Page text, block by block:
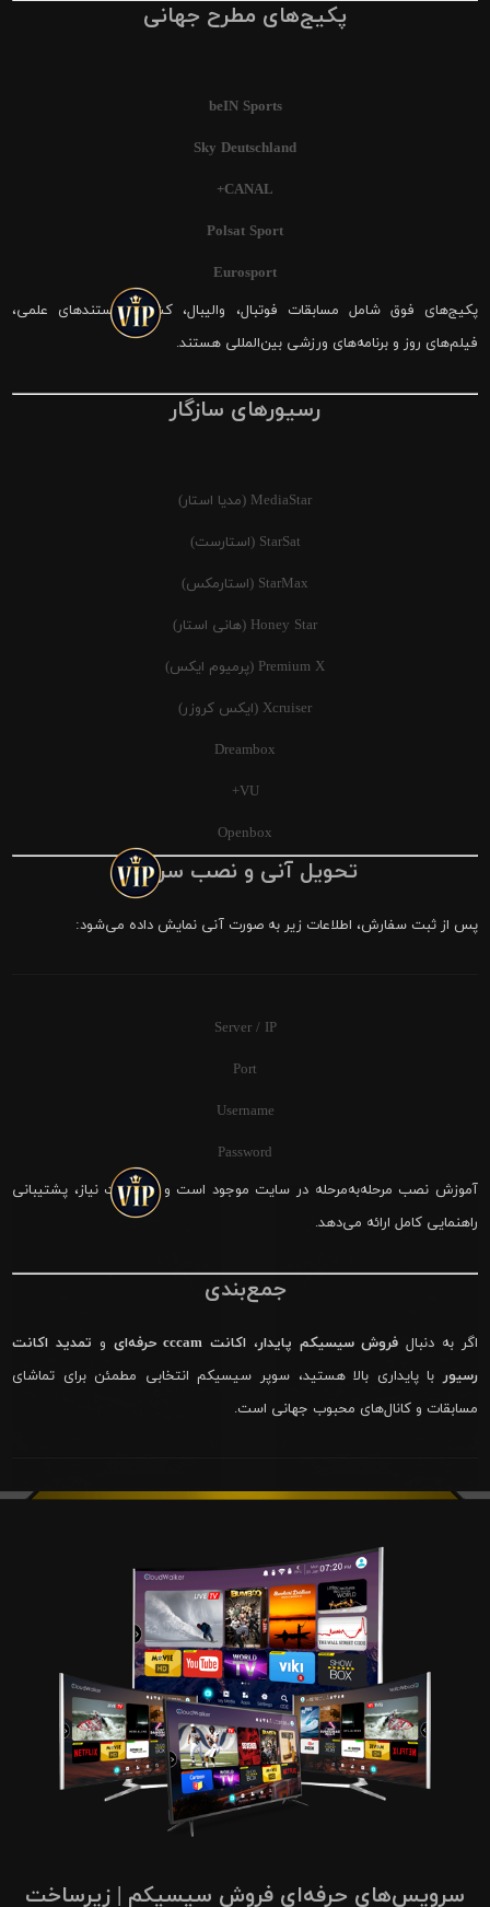
پکیج‌های مطرح جهانی
beIN Sports
Sky Deutschland
CANAL+
Polsat Sport
Eurosport
پکیج‌های فوق شامل مسابقات فوتبال، والیبال، کشتی، مستندهای علمی،
فیلم‌های روز و برنامه‌های ورزشی بین‌المللی هستند.
رسیورهای سازگار
MediaStar (مدیا استار)
StarSat (استارست)
StarMax (استارمکس)
Honey Star (هانی استار)
Premium X (پرمیوم ایکس)
Xcruiser (ایکس کروزر)
Dreambox
VU+
Openbox
تحویل آنی و نصب سریع
پس از ثبت سفارش، اطلاعات زیر به صورت آنی نمایش داده می‌شود:
Server / IP
Port
Username
Password
آموزش نصب مرحله‌به‌مرحله در سایت موجود است و در صورت نیاز، پشتیبانی
راهنمایی کامل ارائه می‌دهد.
جمع‌بندی
اگر به دنبال فروش سیسیکم پایدار، اکانت cccam حرفه‌ای و تمدید اکانت
رسیور با پایداری بالا هستید، سوپر سیسیکم انتخابی مطمئن برای تماشای
مسابقات و کانال‌های محبوب جهانی است.
سرویس‌های حرفه‌ای فروش سیسیکم | زیرساخت